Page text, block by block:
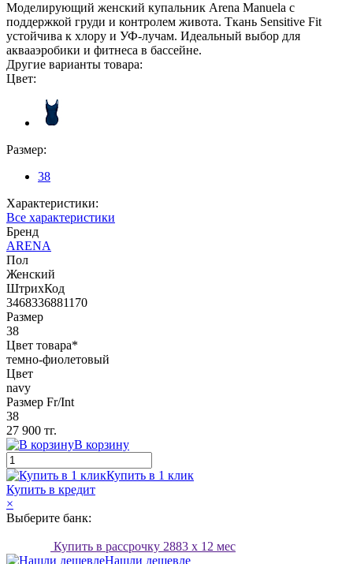
Моделирующий женский купальник Arena Manuela с
поддержкой груди и контролем живота. Ткань Sensitive Fit
устойчива к хлору и УФ-лучам. Идеальный выбор для
аквааэробики и фитнеса в бассейне.
Другие варианты товара:
Цвет:
Размер:
38
Характеристики:
Все характеристики
Бренд
ARENA
Пол
Женский
ШтрихКод
3468336881170
Размер
38
Цвет товара*
темно-фиолетовый
Цвет
navy
Размер Fr/Int
38
27 900 тг.
В корзину
Купить в 1 клик
Купить в кредит
×
Выберите банк:
Купить в рассрочку 2883 x 12 мес
Нашли дешевле